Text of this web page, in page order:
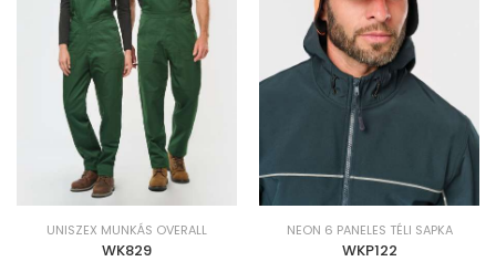
UNISZEX MUNKÁS OVERALL
WK829
NEON 6 PANELES TÉLI SAPKA
WKP122